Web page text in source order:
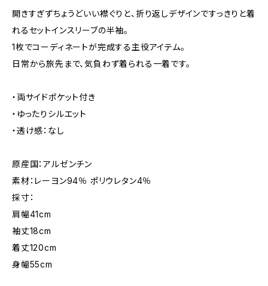
開きすぎずちょうどいい襟ぐりと、折り返しデザインですっきりと着
れるセットインスリーブの半袖。
1枚でコーディネートが完成する主役アイテム。
日常から旅先まで、気負わず着られる一着です。
・両サイドポケット付き
・ゆったりシルエット
・透け感：なし
原産国：アルゼンチン
素材：レーヨン94％ ポリウレタン4％
採寸：
肩幅41cm
袖丈18cm
着丈120cm
身幅55cm